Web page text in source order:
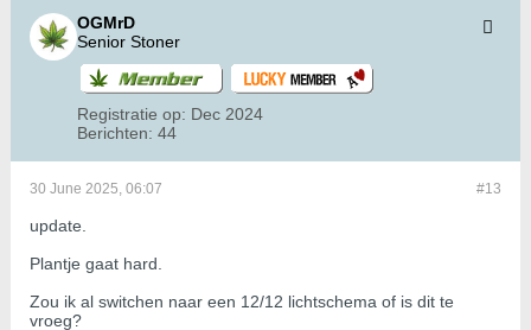
OGMrD
Senior Stoner
Registratie op: Dec 2024
Berichten: 44
#13
30 June 2025, 06:07
update.
Plantje gaat hard.
Zou ik al switchen naar een 12/12 lichtschema of is dit te
vroeg?